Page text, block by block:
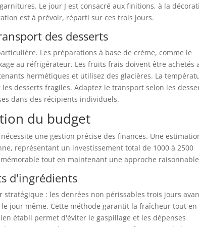
Le jour J est consacré aux finitions, à la
est à prévoir, réparti sur ces trois jours.
des desserts
Les préparations à base de crème, comme le
au réfrigérateur. Les fruits frais doivent être achetés
hermétiques et utilisez des glacières. La
desserts fragiles. Adaptez le transport selon les
dans des récipients individuels.
du budget
une gestion précise des finances. Une
représentant un investissement total de 1000 à 2500
tout en maintenant une approche
d'ingrédients
: les denrées non périssables trois jours
jour même. Cette méthode garantit la fraîcheur tout en
établi permet d'éviter le gaspillage et les dépenses